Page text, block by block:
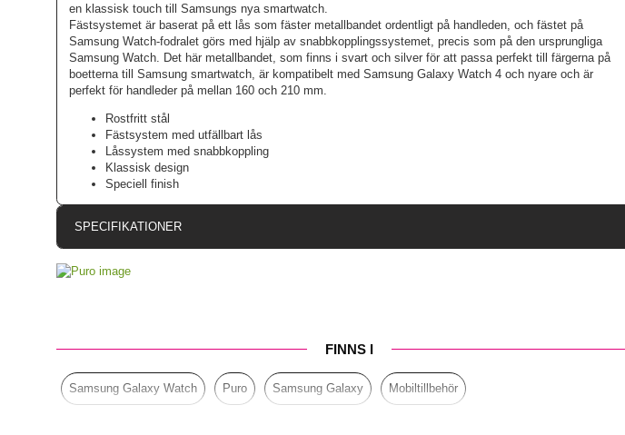
en klassisk touch till Samsungs nya smartwatch.
Fästsystemet är baserat på ett lås som fäster metallbandet ordentligt på handleden, och fästet på
Samsung Watch-fodralet görs med hjälp av snabbkopplingssystemet, precis som på den ursprungliga
Samsung Watch. Det här metallbandet, som finns i svart och silver för att passa perfekt till färgerna på
boetterna till Samsung smartwatch, är kompatibelt med Samsung Galaxy Watch 4 och nyare och är
perfekt för handleder på mellan 160 och 210 mm.
Rostfritt stål
Fästsystem med utfällbart lås
Låssystem med snabbkoppling
Klassisk design
Speciell finish
SPECIFIKATIONER
Egenskaper Stöttålig
Färg
Material
FINNS I
Samsung Galaxy Watch Puro Samsung Galaxy Mobiltillbehör